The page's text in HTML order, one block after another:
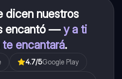
dicen nuestros
encantó —y a ti
encantará.
4.7/5Google Play